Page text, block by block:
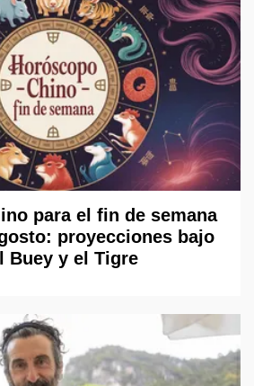
para el fin de semana
proyecciones bajo
Buey y el Tigre